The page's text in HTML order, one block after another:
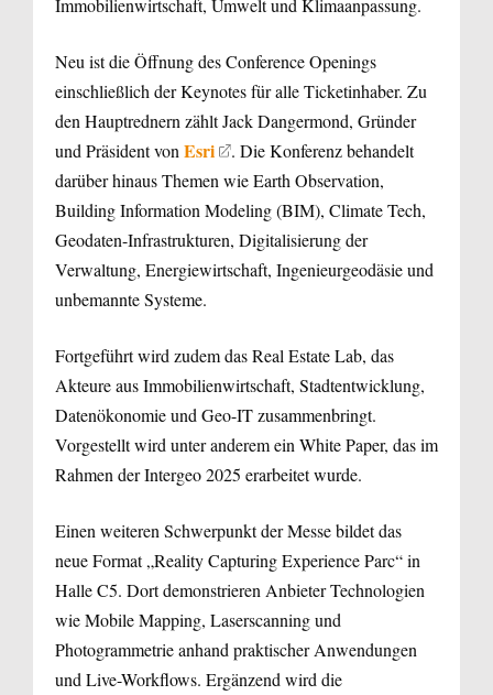
Immobilienwirtschaft, Umwelt und Klimaanpassung.
Neu ist die Öffnung des Conference Openings
einschließlich der Keynotes für alle Ticketinhaber. Zu
den Hauptrednern zählt Jack Dangermond, Gründer
und Präsident von Esri
. Die Konferenz behandelt
darüber hinaus Themen wie Earth Observation,
Building Information Modeling (BIM), Climate Tech,
Geodaten-Infrastrukturen, Digitalisierung der
Verwaltung, Energiewirtschaft, Ingenieurgeodäsie und
unbemannte Systeme.
Fortgeführt wird zudem das Real Estate Lab, das
Akteure aus Immobilienwirtschaft, Stadtentwicklung,
Datenökonomie und Geo-IT zusammenbringt.
Vorgestellt wird unter anderem ein White Paper, das im
Rahmen der Intergeo 2025 erarbeitet wurde.
Einen weiteren Schwerpunkt der Messe bildet das
neue Format „Reality Capturing Experience Parc“ in
Halle C5. Dort demonstrieren Anbieter Technologien
wie Mobile Mapping, Laserscanning und
Photogrammetrie anhand praktischer Anwendungen
und Live-Workflows. Ergänzend wird die